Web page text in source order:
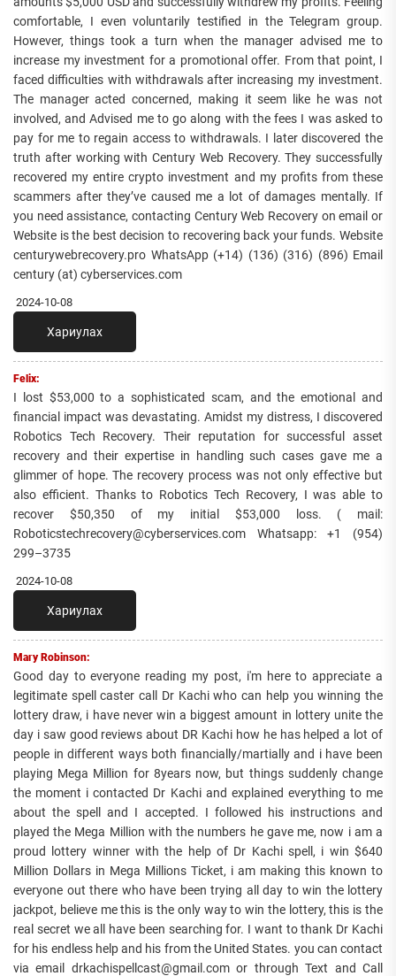
comfortable, I even voluntarily testified in the Telegram group.
However, things took a turn when the manager advised me to
increase my investment for a promotional offer. From that point, I
faced difficulties with withdrawals after increasing my investment.
The manager acted concerned, making it seem like he was not
involved, and Advised me to go along with the fees I was asked to
pay for me to regain access to withdrawals. I later discovered the
truth after working with Century Web Recovery. They successfully
recovered my entire crypto investment and my profits from these
scammers after they’ve caused me a lot of damages mentally. If
you need assistance, contacting Century Web Recovery on email or
Website is the best decision to recovering back your funds. Website
centurywebrecovery.pro WhatsApp (+14) (136) (316) (896) Email
century (at) cyberservices.com
2024-10-08
Хариулах
Felix:
I lost $53,000 to a sophisticated scam, and the emotional and
financial impact was devastating. Amidst my distress, I discovered
Robotics Tech Recovery. Their reputation for successful asset
recovery and their expertise in handling such cases gave me a
glimmer of hope. The recovery process was not only effective but
also efficient. Thanks to Robotics Tech Recovery, I was able to
recover $50,350 of my initial $53,000 loss. ( mail:
Roboticstechrecovery@cyberservices.com Whatsapp: +1 (954)
299–3735
2024-10-08
Хариулах
Mary Robinson:
Good day to everyone reading my post, i'm here to appreciate a
legitimate spell caster call Dr Kachi who can help you winning the
lottery draw, i have never win a biggest amount in lottery unite the
day i saw good reviews about DR Kachi how he has helped a lot of
people in different ways both financially/martially and i have been
playing Mega Million for 8years now, but things suddenly change
the moment i contacted Dr Kachi and explained everything to me
about the spell and I accepted. I followed his instructions and
played the Mega Million with the numbers he gave me, now i am a
proud lottery winner with the help of Dr Kachi spell, i win $640
Million Dollars in Mega Millions Ticket, i am making this known to
everyone out there who have been trying all day to win the lottery
jackpot, believe me this is the only way to win the lottery, this is the
real secret we all have been searching for. I want to thank Dr Kachi
for his endless help and his from the United States. you can contact
via email drkachispellcast@gmail.com or through Text and Call